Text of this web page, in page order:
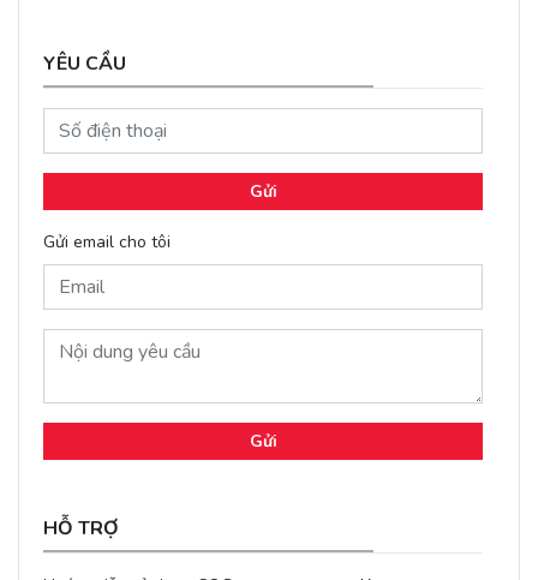
YÊU CẦU
Gửi
Gửi email cho tôi
Gửi
HỖ TRỢ